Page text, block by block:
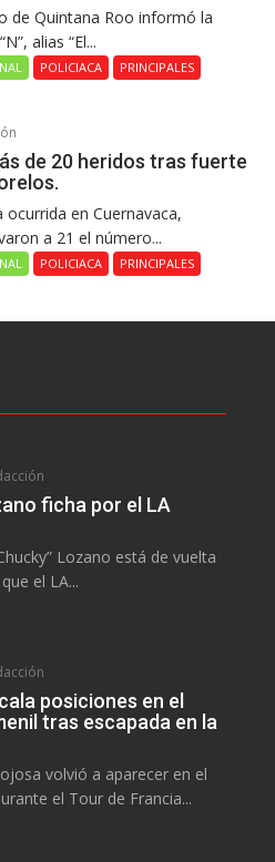
de Quintana Roo informó la
alias “El...
POLICIACA PRINCIPALES
de 20 heridos tras fuerte
en Cuernavaca,
a 21 el número...
POLICIACA PRINCIPALES
ficha por el LA
Lozano está de vuelta
el LA...
posiciones en el
tras escapada en la
volvió a aparecer en el
el Tour de Francia...